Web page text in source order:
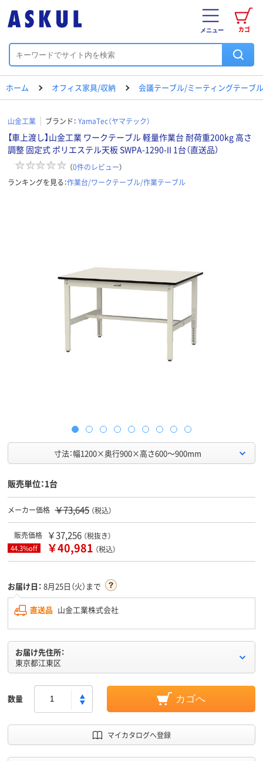
カゴ
メニュー
ホーム オフィス家具/収納 会議テーブル/ミーティングテーブル
山金工業 ブランド： YamaTec（ヤマテック）
【車上渡し】山金工業 ワークテーブル 軽量作業台 耐荷重200kg 高さ
調整 固定式 ポリエステル天板 SWPA-1290-II 1台（直送品）
（0件のレビュー）
ランキングを見る：作業台/ワークテーブル/作業テーブル
寸法：幅1200×奥行900×高さ600～900mm
販売単位：1台
メーカー価格 ￥73,645 （税込）
販売価格 ￥37,256 （税抜き）
44.3%off ￥40,981 （税込）
お届け日： 8月25日（火）まで
直送品 山金工業株式会社
お届け先住所：
東京都江東区
数量 カゴへ
マイカタログへ登録